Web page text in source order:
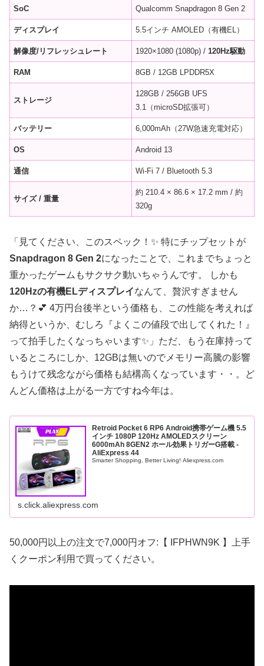
SoC Qualcomm Snapdragon 8 Gen 2
ディスプレイ 5.5インチ AMOLED（有機EL）
解像度/リフレッシュレート 1920×1080 (1080p) / 120Hz駆動
RAM 8GB / 12GB LPDDR5X
ストレージ
128GB / 256GB UFS
3.1（microSD拡張可）
バッテリー 6,000mAh（27W急速充電対応）
OS Android 13
通信 Wi-Fi 7 / Bluetooth 5.3
サイズ / 重量
約 210.4 × 86.6 × 17.2 mm / 約
320g
「見てください、このスペック！✨ 特にチップセットが
Snapdragon 8 Gen 2になったことで、これまでちょっと
重かったゲームもサクサク動いちゃうんです。 しかも
120Hzの有機ELディスプレイなんて、贅沢すぎません
か…？💕 4万円台後半という価格も、この性能を考えれば
納得というか、むしろ『よくこの値段で出してくれた！』
って拍手したくなっちゃいます✨」ただ、もう在庫持って
いるところにしか、12GBは無いのでメモリー高騰の影響
もうけて残念ながら価格も結構高くなっています・・。ど
んどん価格は上がる一方ですね今年は。
Retroid Pocket 6 RP6 Android携帯ゲーム機 5.5
インチ 1080P 120Hz AMOLEDスクリーン
6000mAh 8GEN2 ホール効果トリガーG搭載 -
AliExpress 44
Smarter Shopping, Better Living! Aliexpress.com
s.click.aliexpress.com
50,000円以上の注文で7,000円オフ:【 IFPHWN9K 】上手
くクーポン利用で買ってください。